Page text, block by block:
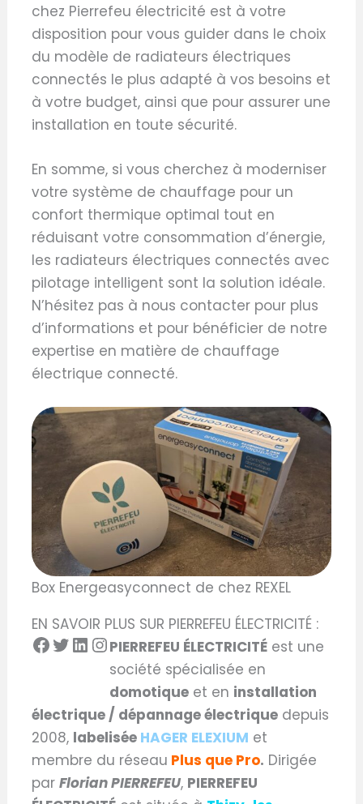
chez Pierrefeu électricité est à votre
disposition pour vous guider dans le choix
du modèle de radiateurs électriques
connectés le plus adapté à vos besoins et
à votre budget, ainsi que pour assurer une
installation en toute sécurité.
En somme, si vous cherchez à moderniser
votre système de chauffage pour un
confort thermique optimal tout en
réduisant votre consommation d’énergie,
les radiateurs électriques connectés avec
pilotage intelligent sont la solution idéale.
N’hésitez pas à nous contacter pour plus
d’informations et pour bénéficier de notre
expertise en matière de chauffage
électrique connecté.
Box Energeasyconnect de chez REXEL
EN SAVOIR PLUS SUR PIERREFEU ÉLECTRICITÉ :
PIERREFEU ÉLECTRICITÉ est une
société spécialisée en
domotique et en installation
électrique / dépannage électrique depuis
2008, labelisée HAGER ELEXIUM et
membre du réseau Plus que Pro. Dirigée
parFlorian PIERREFEU, PIERREFEU